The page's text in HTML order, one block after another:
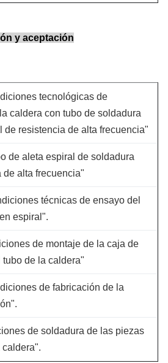
y aceptación
tecnológicas de
caldera con tubo de soldadura
de resistencia de alta frecuencia"
de aleta espiral de soldadura
de alta frecuencia"
técnicas de ensayo del
espiral".
de montaje de la caja de
tubo de la caldera"
de fabricación de la
de soldadura de las piezas